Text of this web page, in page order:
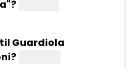
Guardiola